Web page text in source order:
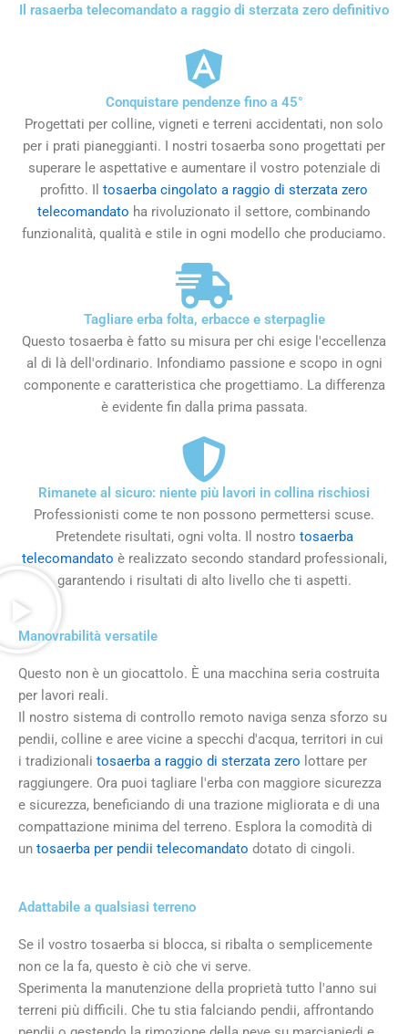
Il rasaerba telecomandato a raggio di sterzata zero definitivo
Conquistare pendenze fino a 45°
Progettati per colline, vigneti e terreni accidentati, non solo
per i prati pianeggianti. I nostri tosaerba sono progettati per
superare le aspettative e aumentare il vostro potenziale di
profitto. Il tosaerba cingolato a raggio di sterzata zero
telecomandato ha rivoluzionato il settore, combinando
funzionalità, qualità e stile in ogni modello che produciamo.
Tagliare erba folta, erbacce e sterpaglie
Questo tosaerba è fatto su misura per chi esige l'eccellenza
al di là dell'ordinario. Infondiamo passione e scopo in ogni
componente e caratteristica che progettiamo. La differenza
è evidente fin dalla prima passata.
Rimanete al sicuro: niente più lavori in collina rischiosi
Professionisti come te non possono permettersi scuse.
Pretendete risultati, ogni volta. Il nostro tosaerba
telecomandato è realizzato secondo standard professionali,
garantendo i risultati di alto livello che ti aspetti.
Manovrabilità versatile
Questo non è un giocattolo. È una macchina seria costruita
per lavori reali.
Il nostro sistema di controllo remoto naviga senza sforzo su
pendii, colline e aree vicine a specchi d'acqua, territori in cui
i tradizionali tosaerba a raggio di sterzata zero lottare per
raggiungere. Ora puoi tagliare l'erba con maggiore sicurezza
e sicurezza, beneficiando di una trazione migliorata e di una
compattazione minima del terreno. Esplora la comodità di
un tosaerba per pendii telecomandato dotato di cingoli.
Adattabile a qualsiasi terreno
Se il vostro tosaerba si blocca, si ribalta o semplicemente
non ce la fa, questo è ciò che vi serve.
Sperimenta la manutenzione della proprietà tutto l'anno sui
terreni più difficili. Che tu stia falciando pendii, affrontando